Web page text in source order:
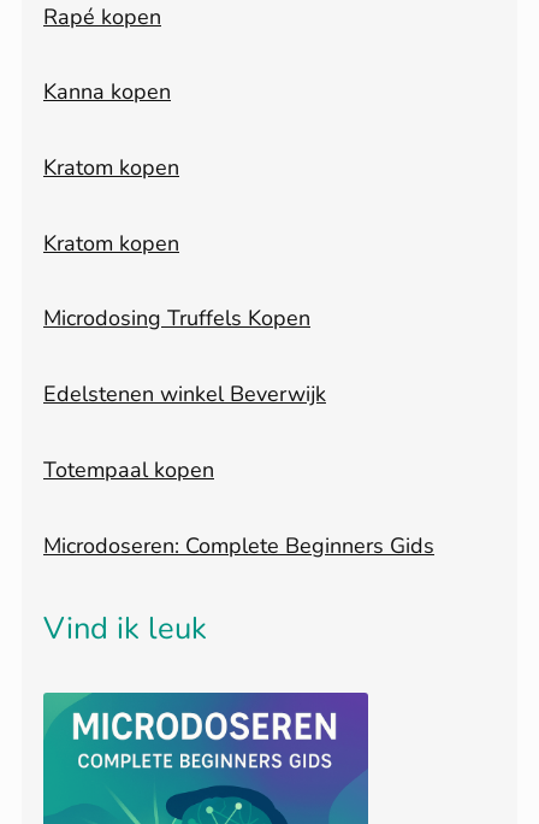
Rapé kopen
Kanna kopen
Kratom kopen
Kratom kopen
Microdosing Truffels Kopen
Edelstenen winkel Beverwijk
Totempaal kopen
Microdoseren: Complete Beginners Gids
Vind ik leuk